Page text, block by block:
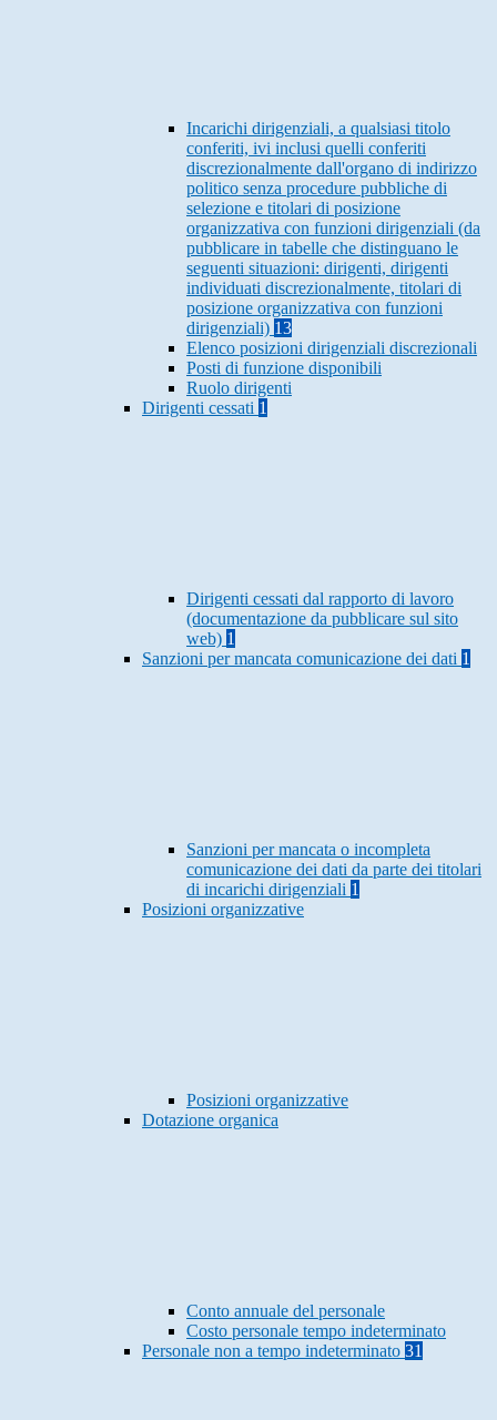
Incarichi dirigenziali, a qualsiasi titolo
conferiti, ivi inclusi quelli conferiti
discrezionalmente dall'organo di indirizzo
politico senza procedure pubbliche di
selezione e titolari di posizione
organizzativa con funzioni dirigenziali (da
pubblicare in tabelle che distinguano le
seguenti situazioni: dirigenti, dirigenti
individuati discrezionalmente, titolari di
posizione organizzativa con funzioni
dirigenziali) 13
Elenco posizioni dirigenziali discrezionali
Posti di funzione disponibili
Ruolo dirigenti
Dirigenti cessati 1
Dirigenti cessati dal rapporto di lavoro
(documentazione da pubblicare sul sito
web) 1
Sanzioni per mancata comunicazione dei dati 1
Sanzioni per mancata o incompleta
comunicazione dei dati da parte dei titolari
di incarichi dirigenziali 1
Posizioni organizzative
Posizioni organizzative
Dotazione organica
Conto annuale del personale
Costo personale tempo indeterminato
Personale non a tempo indeterminato 31